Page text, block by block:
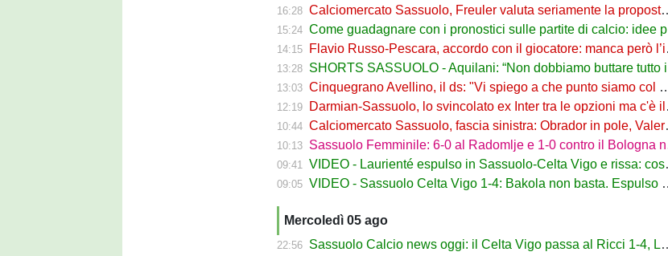
16:28 Calciomercato Sassuolo, Freuler valuta seriamente la proposta neroverde
15:24 Come guadagnare con i pronostici sulle partite di calcio: idee per gli appassionati di sport
14:15 Flavio Russo-Pescara, accordo con il giocatore: manca però l’intesa con il Sassuolo
13:28 SHORTS SASSUOLO - Aquilani: “Non dobbiamo buttare tutto in vacca”
13:03 Cinquegrano Avellino, il ds: "Vi spiego a che punto siamo col Sassuolo"
12:19 Darmian-Sassuolo, lo svincolato ex Inter tra le opzioni ma c'è il solito Cagliari
10:44 Calciomercato Sassuolo, fascia sinistra: Obrador in pole, Valeri l’alternativa
10:13 Sassuolo Femminile: 6-0 al Radomlje e 1-0 contro il Bologna nelle prime amichevoli
09:41 VIDEO - Laurienté espulso in Sassuolo-Celta Vigo e rissa: cosa è successo
09:05 VIDEO - Sassuolo Celta Vigo 1-4: Bakola non basta. Espulso Laurienté
Mercoledì 05 ago
22:56 Sassuolo Calcio news oggi: il Celta Vigo passa al Ricci 1-4, Laurienté espulso